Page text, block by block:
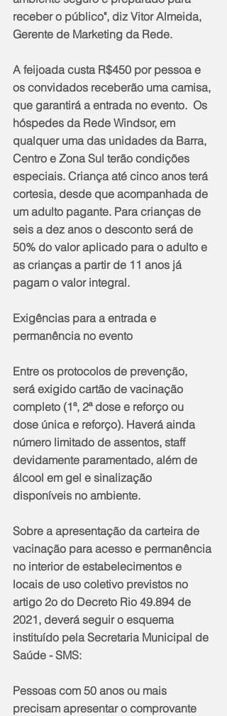
receber o público", diz Vitor Almeida,
Gerente de Marketing da Rede.
A feijoada custa R$450 por pessoa e
os convidados receberão uma camisa,
que garantirá a entrada no evento.  Os
hóspedes da Rede Windsor, em
qualquer uma das unidades da Barra,
Centro e Zona Sul terão condições
especiais. Criança até cinco anos terá
cortesia, desde que acompanhada de
um adulto pagante. Para crianças de
seis a dez anos o desconto será de
50% do valor aplicado para o adulto e
as crianças a partir de 11 anos já
pagam o valor integral.
Exigências para a entrada e
permanência no evento
Entre os protocolos de prevenção,
será exigido cartão de vacinação
completo (1ª, 2ª dose e reforço ou
dose única e reforço). Haverá ainda
número limitado de assentos, staff
devidamente paramentado, além de
álcool em gel e sinalização
disponíveis no ambiente.
Sobre a apresentação da carteira de
vacinação para acesso e permanência
no interior de estabelecimentos e
locais de uso coletivo previstos no
artigo 2o do Decreto Rio 49.894 de
2021, deverá seguir o esquema
instituído pela Secretaria Municipal de
Saúde - SMS:
Pessoas com 50 anos ou mais
precisam apresentar o comprovante